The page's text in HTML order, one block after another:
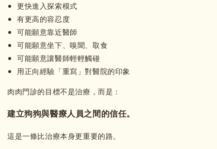
更快進入探索模式
有更高的容忍度
可能願意靠近醫師
可能願意坐下、嗅聞、取食
可能願意讓醫師輕輕觸碰
用正向經驗「重寫」對醫院的印象
肉肉門診的目標不是治療，而是：
建立狗狗與醫療人員之間的信任。
這是一條比治療本身更重要的路。